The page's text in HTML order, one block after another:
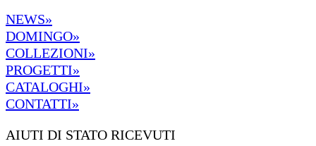
NEWS»
DOMINGO»
COLLEZIONI»
PROGETTI»
CATALOGHI»
CONTATTI»
AIUTI DI STATO RICEVUTI